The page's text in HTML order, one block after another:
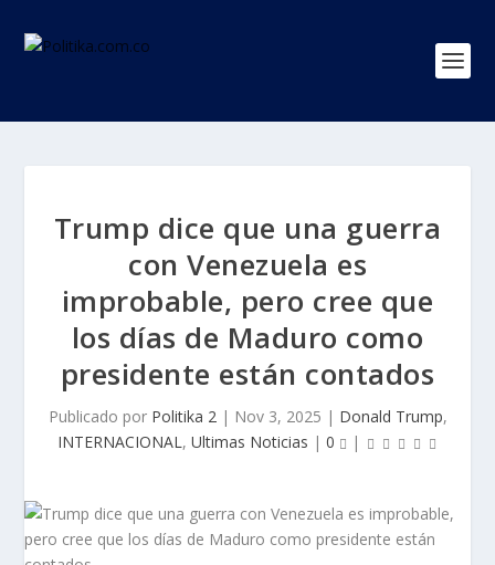
Trump dice que una guerra
con Venezuela es
improbable, pero cree que
los días de Maduro como
presidente están contados
Publicado por Politika 2| Nov 3, 2025 | Donald Trump,
INTERNACIONAL, Ultimas Noticias | 0 |